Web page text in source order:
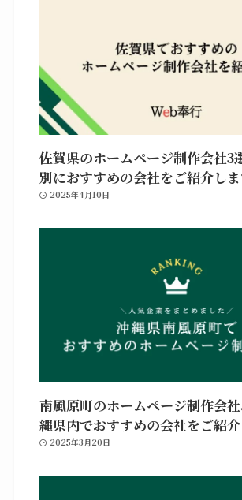
佐賀県のホームページ制作会社3
別におすすめの会社をご紹介しま
2025年4月10日
南風原町のホームページ制作会
縄県内でおすすめの会社をご紹介
2025年3月20日